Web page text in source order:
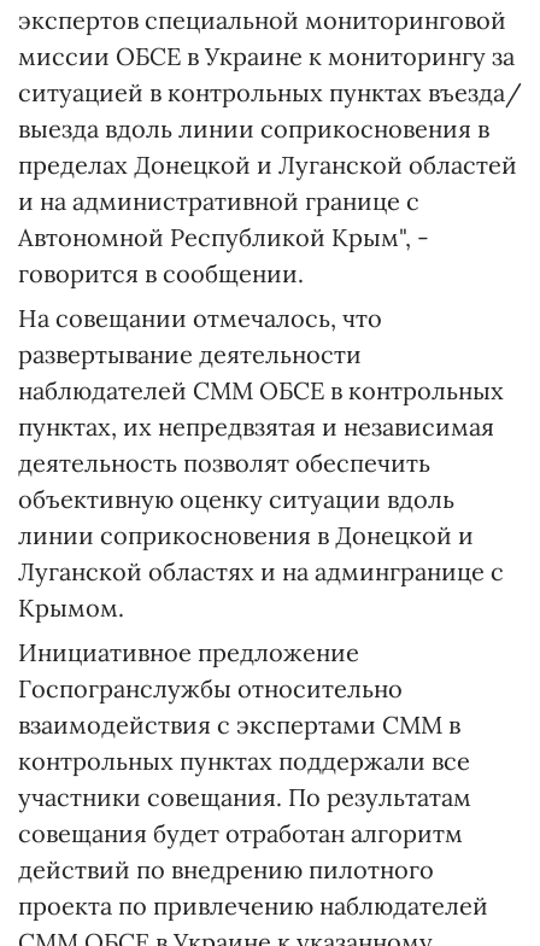
экспертов специальной мониторинговой
миссии ОБСЕ в Украине к мониторингу за
ситуацией в контрольных пунктах въезда/
выезда вдоль линии соприкосновения в
пределах Донецкой и Луганской областей
и на административной границе с
Автономной Республикой Крым", -
говорится в сообщении.
На совещании отмечалось, что
развертывание деятельности
наблюдателей СММ ОБСЕ в контрольных
пунктах, их непредвзятая и независимая
деятельность позволят обеспечить
объективную оценку ситуации вдоль
линии соприкосновения в Донецкой и
Луганской областях и на админгранице с
Крымом.
Инициативное предложение
Госпогранслужбы относительно
взаимодействия с экспертами СММ в
контрольных пунктах поддержали все
участники совещания. По результатам
совещания будет отработан алгоритм
действий по внедрению пилотного
проекта по привлечению наблюдателей